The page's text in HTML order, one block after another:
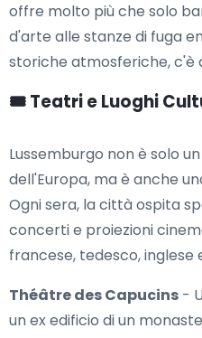
offre molto più che solo
d'arte alle stanze di fuga
storiche atmosferiche, c'è
🎟️ Teatri e Luoghi
Lussemburgo non è solo
dell'Europa, ma è anche
Ogni sera, la città ospita
concerti e proiezioni
francese, tedesco, inglese
Théâtre des Capucins -
un ex edificio di un